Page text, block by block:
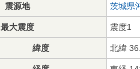
震源地 茨城県
最大震度 震度1
緯度 北緯